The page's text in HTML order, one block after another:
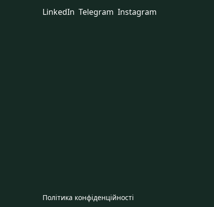
LinkedIn Telegram Instagram
Політика конфіденційності